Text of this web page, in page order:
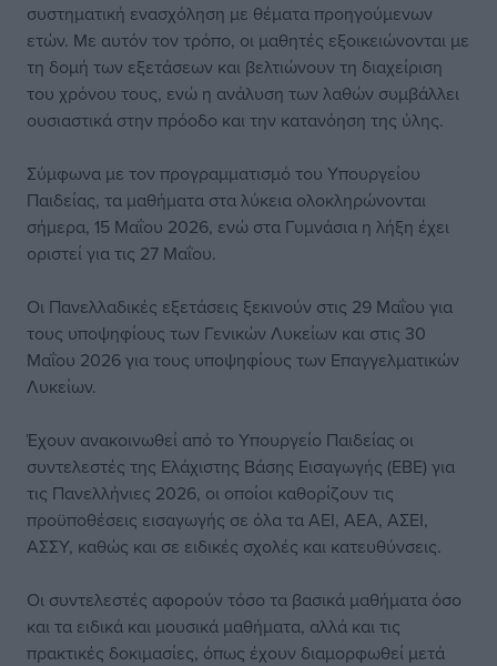
συστηματική ενασχόληση με θέματα προηγούμενων
ετών. Με αυτόν τον τρόπο, οι μαθητές εξοικειώνονται με
τη δομή των εξετάσεων και βελτιώνουν τη διαχείριση
του χρόνου τους, ενώ η ανάλυση των λαθών συμβάλλει
ουσιαστικά στην πρόοδο και την κατανόηση της ύλης.
Σύμφωνα με τον προγραμματισμό του Υπουργείου
Παιδείας, τα μαθήματα στα λύκεια ολοκληρώνονται
σήμερα, 15 Μαΐου 2026, ενώ στα Γυμνάσια η λήξη έχει
οριστεί για τις 27 Μαΐου.
Οι Πανελλαδικές εξετάσεις ξεκινούν στις 29 Μαΐου για
τους υποψηφίους των Γενικών Λυκείων και στις 30
Μαΐου 2026 για τους υποψηφίους των Επαγγελματικών
Λυκείων.
Έχουν ανακοινωθεί από το Υπουργείο Παιδείας οι
συντελεστές της Ελάχιστης Βάσης Εισαγωγής (ΕΒΕ) για
τις Πανελλήνιες 2026, οι οποίοι καθορίζουν τις
προϋποθέσεις εισαγωγής σε όλα τα ΑΕΙ, ΑΕΑ, ΑΣΕΙ,
ΑΣΣΥ, καθώς και σε ειδικές σχολές και κατευθύνσεις.
Οι συντελεστές αφορούν τόσο τα βασικά μαθήματα όσο
και τα ειδικά και μουσικά μαθήματα, αλλά και τις
πρακτικές δοκιμασίες, όπως έχουν διαμορφωθεί μετά